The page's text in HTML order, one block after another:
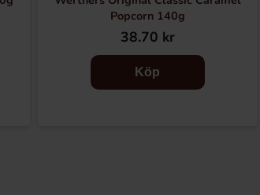
Popcorn 140g
38.70 kr
Köp